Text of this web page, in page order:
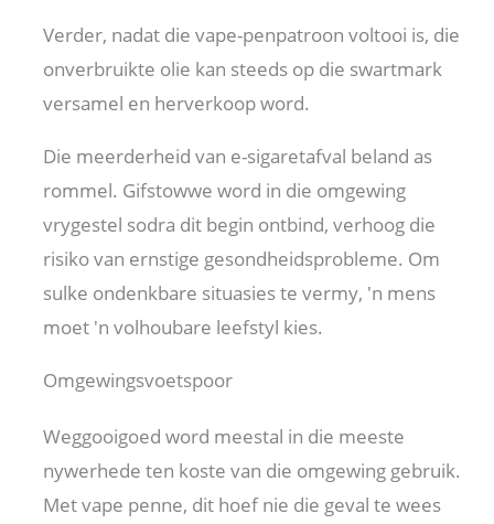
Verder, nadat die vape-penpatroon voltooi is, die
onverbruikte olie kan steeds op die swartmark
versamel en herverkoop word.
Die meerderheid van e-sigaretafval beland as
rommel. Gifstowwe word in die omgewing
vrygestel sodra dit begin ontbind, verhoog die
risiko van ernstige gesondheidsprobleme. Om
sulke ondenkbare situasies te vermy, 'n mens
moet 'n volhoubare leefstyl kies.
Omgewingsvoetspoor
Weggooigoed word meestal in die meeste
nywerhede ten koste van die omgewing gebruik.
Met vape penne, dit hoef nie die geval te wees